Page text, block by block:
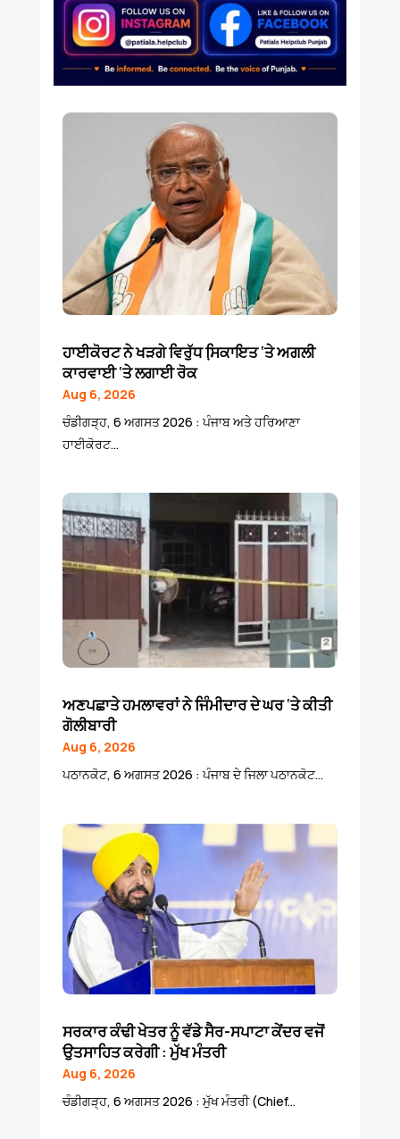
ਹਾਈਕੋਰਟ ਨੇ ਖੜਗੇ ਵਿਰੁੱਧ ਸਿ਼ਕਾਇਤ ‘ਤੇ ਅਗਲੀ
ਕਾਰਵਾਈ ‘ਤੇ ਲਗਾਈ ਰੋਕ
Aug 6, 2026
ਚੰਡੀਗੜ੍ਹ, 6 ਅਗਸਤ 2026 : ਪੰਜਾਬ ਅਤੇ ਹਰਿਆਣਾ
ਹਾਈਕੋਰਟ...
ਅਣਪਛਾਤੇ ਹਮਲਾਵਰਾਂ ਨੇ ਜਿੰਮੀਦਾਰ ਦੇ ਘਰ ‘ਤੇ ਕੀਤੀ
ਗੋਲੀਬਾਰੀ
Aug 6, 2026
ਪਠਾਨਕੋਟ, 6 ਅਗਸਤ 2026 : ਪੰਜਾਬ ਦੇ ਜਿਲਾ ਪਠਾਨਕੋਟ...
ਸਰਕਾਰ ਕੰਢੀ ਖੇਤਰ ਨੂੰ ਵੱਡੇ ਸੈਰ-ਸਪਾਟਾ ਕੇਂਦਰ ਵਜੋਂ
ਉਤਸਾਹਿਤ ਕਰੇਗੀ : ਮੁੱਖ ਮੰਤਰੀ
Aug 6, 2026
ਚੰਡੀਗੜ੍ਹ, 6 ਅਗਸਤ 2026 : ਮੁੱਖ ਮੰਤਰੀ (Chief...